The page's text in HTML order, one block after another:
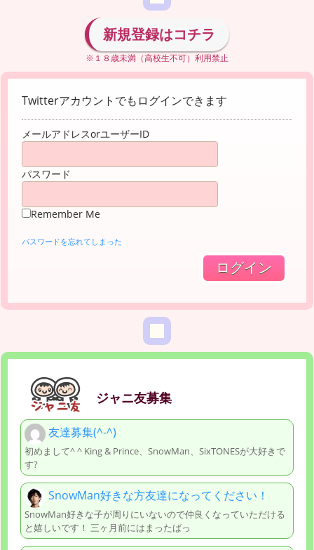
新規登録はコチラ
※１８歳未満（高校生不可）利用禁止
Twitterアカウントでもログインできます
メールアドレスorユーザーID
パスワード
Remember Me
パスワードを忘れてしまった
ジャニ友募集
友達募集(^-^)
初めまして^ ^ King & Prince、SnowMan、SixTONESが大好きで
す?
SnowMan好きな方友達になってください！
SnowMan好きな子が周りにいないので仲良くなっていただける
と嬉しいです！ 三ヶ月前にはまったばっ